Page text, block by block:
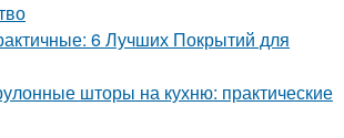
6 Лучших Покрытий для
шторы на кухню: практические